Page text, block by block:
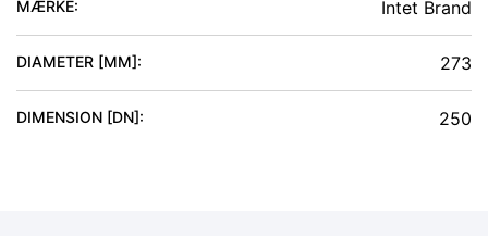
MÆRKE: Intet Brand
DIAMETER [MM]: 273
DIMENSION [DN]: 250